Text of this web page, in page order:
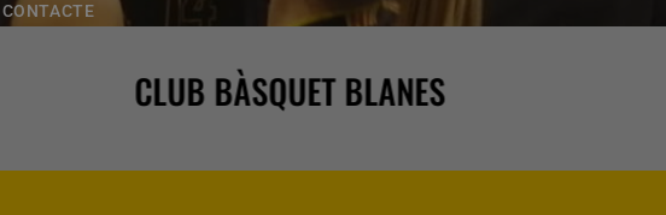
CONTACTE
CLUB BÀSQUET BLANES